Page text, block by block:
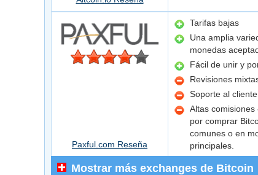
Tarifas bajas
Una amplia
monedas
Fácil de unir y
Revisiones
Soporte al
Altas
por comprar
comunes o en
principales.
Paxful.com Reseña
Mostrar más exchanges de Bitcoin